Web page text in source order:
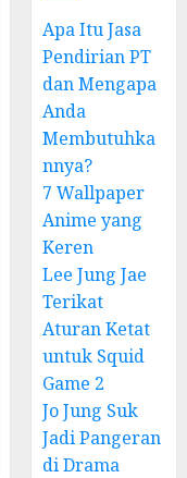
Apa Itu Jasa
Pendirian PT
dan Mengapa
Anda
Membutuhka
nnya?
7 Wallpaper
Anime yang
Keren
Lee Jung Jae
Terikat
Aturan Ketat
untuk Squid
Game 2
Jo Jung Suk
Jadi Pangeran
di Drama